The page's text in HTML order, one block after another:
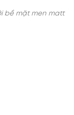
bề mặt men matt